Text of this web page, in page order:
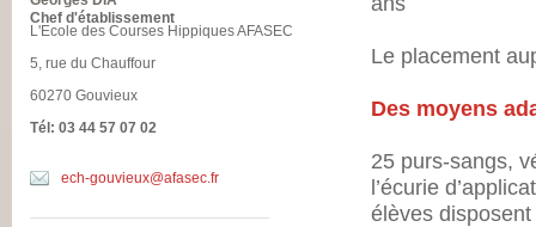
Chef d'établissement
L'Ecole des Courses Hippiques AFASEC
5, rue du Chauffour
60270 Gouvieux
Tél: 03 44 57 07 02
ech-gouvieux@afasec.fr
Le placement
Des moyens
25 purs-sangs,
l’écurie
élèves